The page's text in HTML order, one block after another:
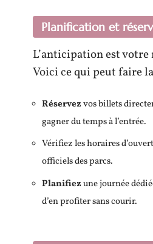
Planification et
L’anticipation est
Voici ce qui peut faire
Réservezvos billets
gagner du temps à l’entrée.
Vérifiez les horaires
officiels des parcs.
Planifiezune journée
d’en profiter sans courir.